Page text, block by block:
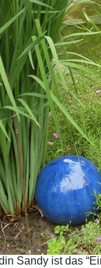
Sandy ist das